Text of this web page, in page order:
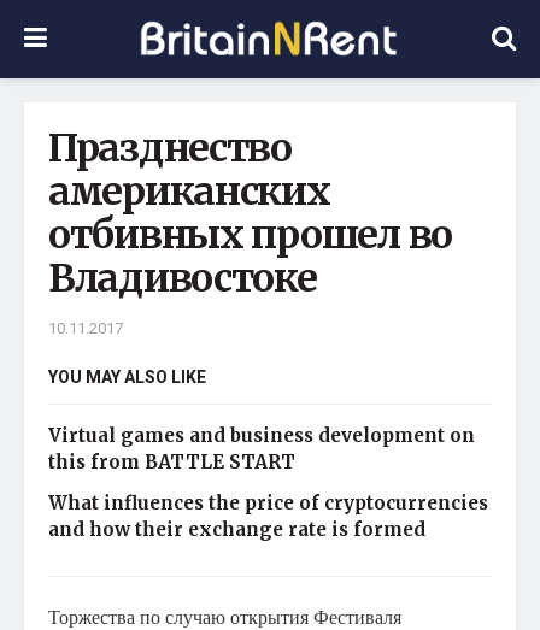
Празднество
американских
отбивных прошел во
Владивостоке
10.11.2017
YOU MAY ALSO LIKE
Virtual games and business development on
this from BATTLE START
What influences the price of cryptocurrencies
and how their exchange rate is formed
Торжества по случаю открытия Фестиваля